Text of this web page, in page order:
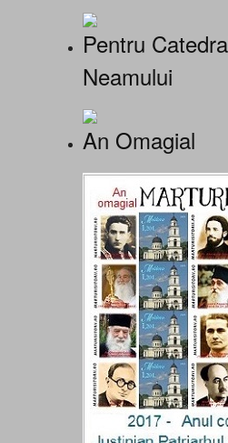
Pentru
Neamului
An Omagial